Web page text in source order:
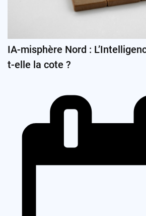
IA-misphère Nord :
t-elle la cote ?